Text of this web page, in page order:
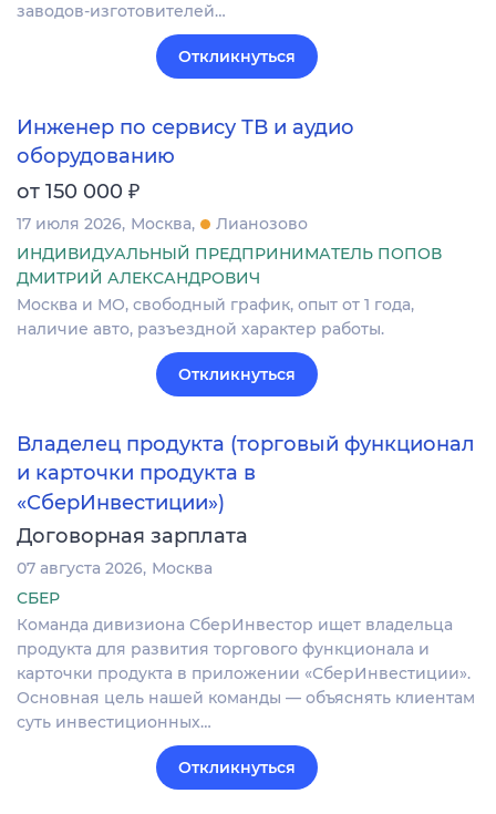
заводов-изготовителей…
Откликнуться
Инженер по сервису ТВ и аудио
оборудованию
от 150 000 ₽
17 июля 2026 Москва
Лианозово
ИНДИВИДУАЛЬНЫЙ ПРЕДПРИНИМАТЕЛЬ ПОПОВ
ДМИТРИЙ АЛЕКСАНДРОВИЧ
Москва и МО, свободный график, опыт от 1 года,
наличие авто, разъездной характер работы.
Откликнуться
Владелец продукта (торговый функционал
и карточки продукта в
«СберИнвестиции»)
Договорная зарплата
07 августа 2026 Москва
СБЕР
Команда дивизиона СберИнвестор ищет владельца
продукта для развития торгового функционала и
карточки продукта в приложении «СберИнвестиции».
Основная цель нашей команды — объяснять клиентам
суть инвестиционных…
Откликнуться